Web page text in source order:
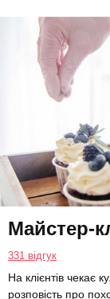
Майстер-
331 відгук
На клієнтів чекає
розповість про